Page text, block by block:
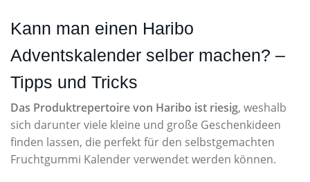
Kann man einen Haribo
Adventskalender selber machen? –
Tipps und Tricks
Das Produktrepertoire von Haribo ist riesig, weshalb
sich darunter viele kleine und große Geschenkideen
finden lassen, die perfekt für den selbstgemachten
Fruchtgummi Kalender verwendet werden können.